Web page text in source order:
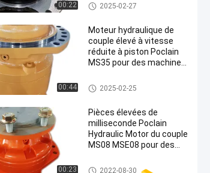
00:22
charbon
Moteur hydraulique de Rexroth
2025-02-27
00:44
Moteur hydraulique de
couple élevé à vitesse
réduite à piston Poclain
MS35 pour des machines
Moteur hydraulique de Poclain
2025-02-25
00:23
Pièces élevées de
milliseconde Poclain
Hydraulic Motor du couple
MS08 MSE08 pour des
sauvage 1 - 18
Moteur hydraulique de Poclain
2022-08-30